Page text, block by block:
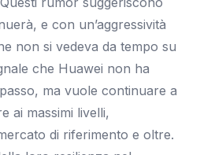
e con un’aggressività
non si vedeva da tempo su
che Huawei non ha
ma vuole continuare a
ai massimi livelli,
di riferimento e oltre.